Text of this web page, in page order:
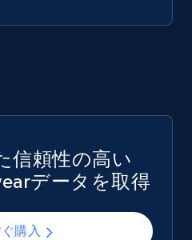
信頼性の高い
データを取得
購入